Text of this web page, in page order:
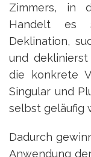
Zimmers, in
Handelt es
Deklination,
und
die konkrete
Singular und
selbst geläufig
Dadurch
Anwendung